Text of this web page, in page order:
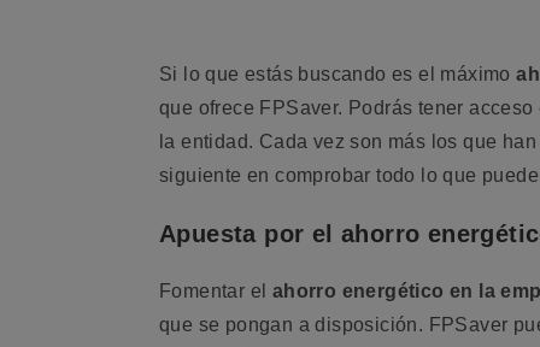
Si lo que estás buscando es el máximo
que ofrece FPSaver. Podrás tener
la entidad. Cada vez son más los que
siguiente en comprobar todo lo que
Apuesta por el ahorro
Fomentar el ahorro energético en la
que se pongan a disposición. FPSaver